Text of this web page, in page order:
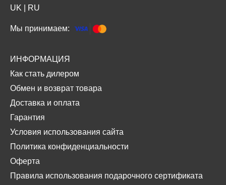
UK RU
Мы принимаем:
ИНФОРМАЦИЯ
Как стать дилером
Обмен и возврат товара
Доставка и оплата
Гарантия
Условия использования сайта
Политика конфиденциальности
Оферта
Правила использования подарочного сертификата